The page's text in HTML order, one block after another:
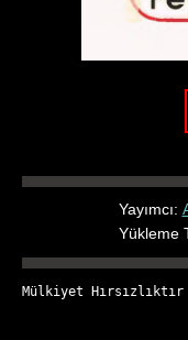
Yayımcı:
Yükleme
Mülkiyet Hırsızlıktır